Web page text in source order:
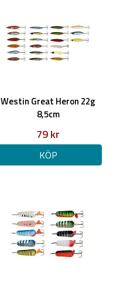
Westin Great Heron 22g
8,5cm
79 kr
KÖP